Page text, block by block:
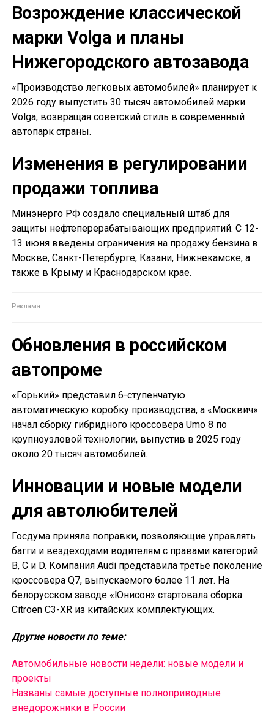
Возрождение классической
марки Volga и планы
Нижегородского автозавода
«Производство легковых автомобилей» планирует к
2026 году выпустить 30 тысяч автомобилей марки
Volga, возвращая советский стиль в современный
автопарк страны.
Изменения в регулировании
продажи топлива
Минэнерго РФ создало специальный штаб для
защиты нефтеперерабатывающих предприятий. С 12-
13 июня введены ограничения на продажу бензина в
Москве, Санкт-Петербурге, Казани, Нижнекамске, а
также в Крыму и Краснодарском крае.
Обновления в российском
автопроме
«Горький» представил 6-ступенчатую
автоматическую коробку производства, а «Москвич»
начал сборку гибридного кроссовера Umo 8 по
крупноузловой технологии, выпустив в 2025 году
около 20 тысяч автомобилей.
Инновации и новые модели
для автолюбителей
Госдума приняла поправки, позволяющие управлять
багги и вездеходами водителям с правами категорий
B, C и D. Компания Audi представила третье поколение
кроссовера Q7, выпускаемого более 11 лет. На
белорусском заводе «Юнисон» стартовала сборка
Citroen C3-XR из китайских комплектующих.
Другие новости по теме:
Автомобильные новости недели: новые модели и
проекты
Названы самые доступные полноприводные
внедорожники в России